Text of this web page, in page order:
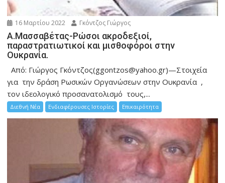
16 Μαρτίου 2022 Γκόντζος Γιώργος
Α.Μασσαβέτας-Ρώσοι ακροδεξιοί,
παραστρατιωτικοί και μισθοφόροι στην
Ουκρανία.
Από: Γιώργος Γκόντζος(ggontzos@yahoo.gr)—Στοιχεία
για την δράση Ρωσικών Οργανώσεων στην Ουκρανία ,
τον ιδεολογικό προσανατολισμό τους,...
Διεθνή Νέα Ενδιαφέρουσες Ιστορίες Επικαιρότητα